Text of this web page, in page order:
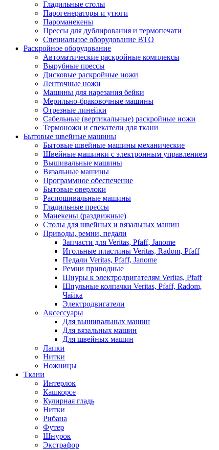
Гладильные столы
Парогенераторы и утюги
Пароманекены
Прессы для дублирования и термопечати
Специальное оборудование ВТО
Раскройное оборудование
Автоматические раскройные комплексы
Вырубные прессы
Дисковые раскройные ножи
Ленточные ножи
Машины для нарезания бейки
Мерильно-браковочные машины
Отрезные линейки
Сабельные (вертикальные) раскройные ножи
Термоножи и спекатели для ткани
Бытовые швейные машины
Бытовые швейные машины механические
Швейные машинки с электронным управлением
Вышивальные машины
Вязальные машины
Программное обеспечение
Бытовые оверлоки
Распошивальные машины
Гладильные прессы
Манекены (раздвижные)
Столы для швейных и вязальных машин
Приводы, ремни, педали
Запчасти для Veritas, Pfaff, Janome
Игольные пластины Veritas, Radom, Pfaff
Педали Veritas, Pfaff, Janome
Ремни приводные
Шнуры к электродвигателям Veritas, Pfaff
Шпульные колпачки Veritas, Pfaff, Radom,
Чайка
Электродвигатели
Аксессуары
Для вышивальных машин
Для вязальных машин
Для швейных машин
Лапки
Нитки
Ножницы
Ткани
Интерлок
Кашкорсе
Кулирная гладь
Нитки
Рибана
Футер
Шнурок
Экстрафор